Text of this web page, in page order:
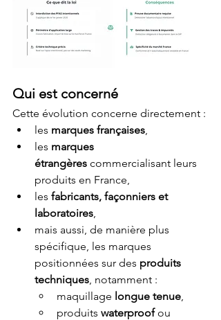
Qui est concerné
Cette évolution concerne directement :
les marques françaises,
les marques
étrangères commercialisant leurs
produits en France,
les fabricants, façonniers et
laboratoires,
mais aussi, de manière plus
spécifique, les marques
positionnées sur des produits
techniques, notamment :
maquillage longue tenue,
produits waterproof ou